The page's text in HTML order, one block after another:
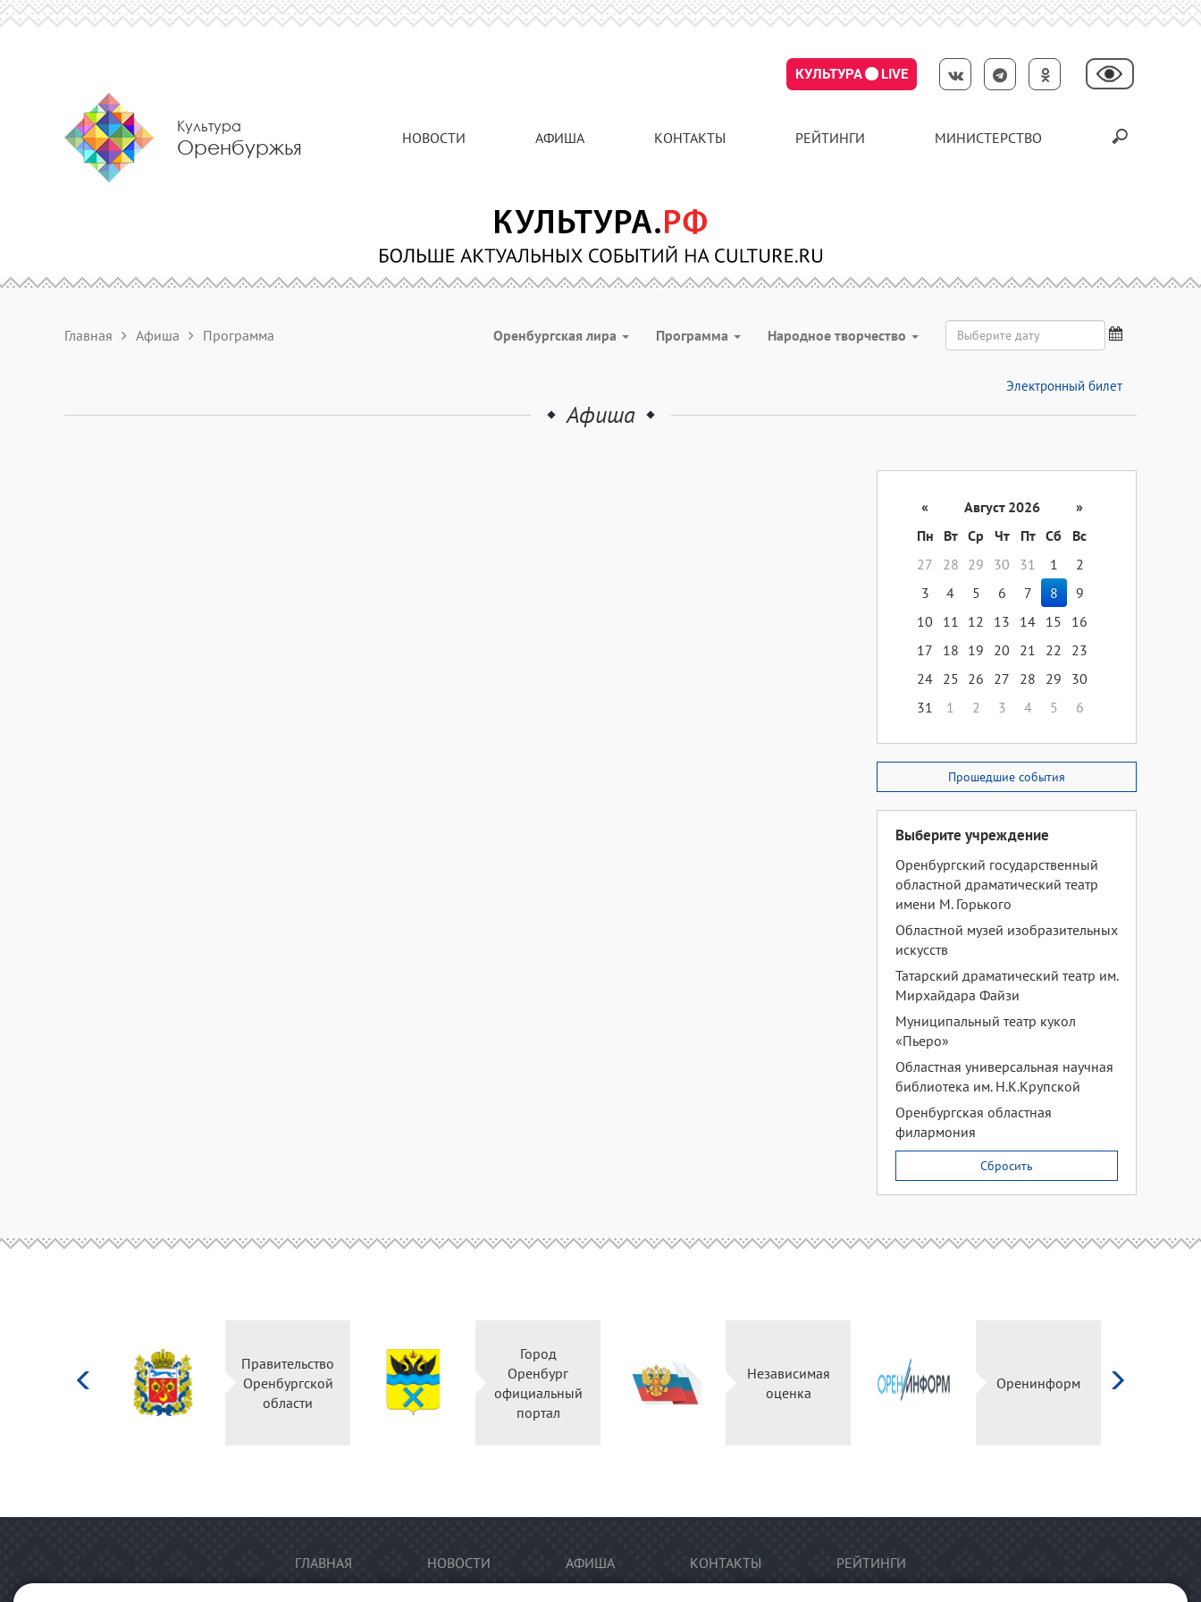
КУЛЬТУРА LIVE
Культура
Оренбуржья НОВОСТИ АФИША КОНТАКТЫ РЕЙТИНГИ МИНИСТЕРСТВО
Главная Афиша Программа Оренбургская лира Программа Народное творчество
Электронный билет
Афиша
« Август 2026
»
Пн
Вт Ср Чт Пт Сб
Вс
27
28 29 30 31 1
2
3
4 5 6 7 8
9
10
11 12 13 14 15
16
17
18 19 20 21 22
23
24 25 26 27 28 29
30
31
1 2 3 4 5 6
Прошедшие события
Выберите учреждение
Оренбургский государственный
областной драматический театр
имени М. Горького
Областной музей изобразительных
искусств
Татарский драматический театр им.
Мирхайдара Файзи
Муниципальный театр кукол
«Пьеро»
Областная универсальная научная
библиотека им. Н.К.Крупской
Оренбургская областная
филармония
Сбросить
Правительство
Оренбургской
области
Город
Оренбург
официальный
портал
Независимая
оценка
Оренинформ
ГЛАВНАЯ НОВОСТИ АФИША КОНТАКТЫ РЕЙТИНГИ